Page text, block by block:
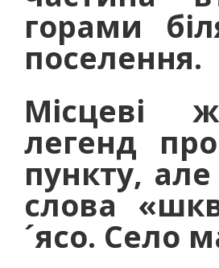
горами
поселення.
Місцеві
легенд
пункту,
слова
´ясо. Село